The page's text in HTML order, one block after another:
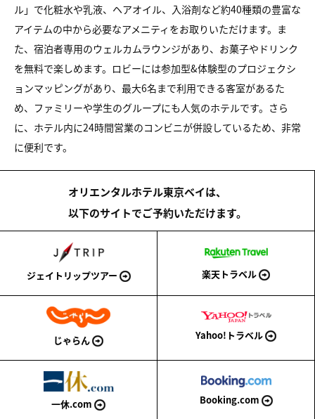
ル」で化粧水や乳液、ヘアオイル、入浴剤など約40種類の豊富な
アイテムの中から必要なアメニティをお取りいただけます。ま
た、宿泊者専用のウェルカムラウンジがあり、お菓子やドリンク
を無料で楽しめます。ロビーには参加型&体験型のプロジェクシ
ョンマッピングがあり、最大6名まで利用できる客室があるた
め、ファミリーや学生のグループにも人気のホテルです。さら
に、ホテル内に24時間営業のコンビニが併設しているため、非常
に便利です。
オリエンタルホテル東京ベイは、
以下のサイトでご予約いただけます。
ジェイトリップツアー 楽天トラベル
じゃらん Yahoo!トラベル
一休.com Booking.com